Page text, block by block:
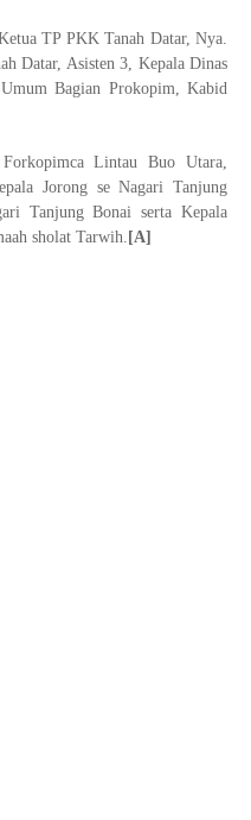
TP PKK Tanah Datar, Nya.
Datar, Asisten 3, Kepala Dinas
Bagian Prokopim, Kabid
Lintau Buo Utara,
Jorong se Nagari Tanjung
Tanjung Bonai serta Kepala
sholat Tarwih. [A]